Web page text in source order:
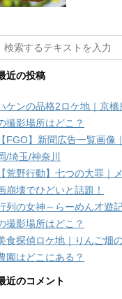
近の投稿
ケンの品格2ロケ地｜京
撮影場所はどこ？
【FGO】新聞広告一覧画像
/埼玉/神奈川
【荒野行動】七つの大罪｜
崩壊でひどいと話題！
列の女神～らーめん才遊
撮影場所はどこ？
食探偵ロケ地｜りんご畑
園はどこにある？
近のコメント